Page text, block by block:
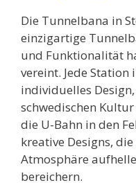
Die Tunnelbana in
einzigartige
und Funktionalität
vereint. Jede
individuelles
schwedischen
die U-Bahn in den
kreative Designs,
Atmosphäre
bereichern.